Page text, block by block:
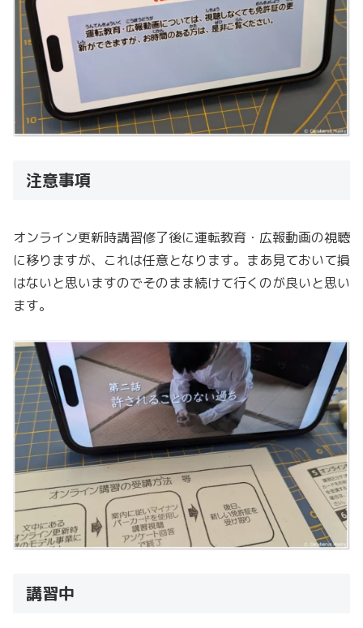
注意事項
オンライン更新時講習修了後に運転教育・広報動画の視聴
に移りますが、これは任意となります。まあ見ておいて損
はないと思いますのでそのまま続けて行くのが良いと思い
ます。
講習中